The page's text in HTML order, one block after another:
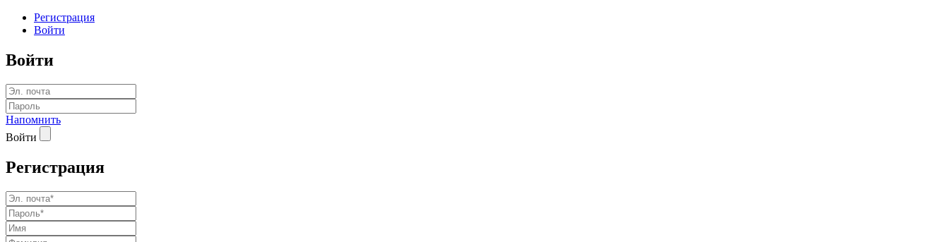
Регистрация
Войти
Войти
Напомнить
Войти
Регистрация